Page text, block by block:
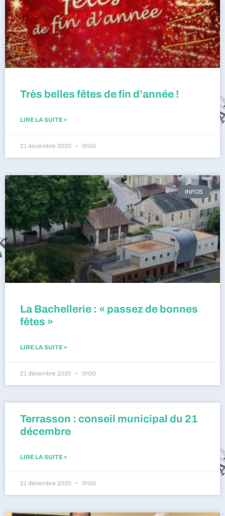
Très belles fêtes de fin d’année !
LIRE LA SUITE »
21 décembre 2020 0h00
INFOS
La Bachellerie : « passez de bonnes
fêtes »
LIRE LA SUITE »
21 décembre 2020 0h00
Terrasson : conseil municipal du 21
décembre
LIRE LA SUITE »
21 décembre 2020 0h00